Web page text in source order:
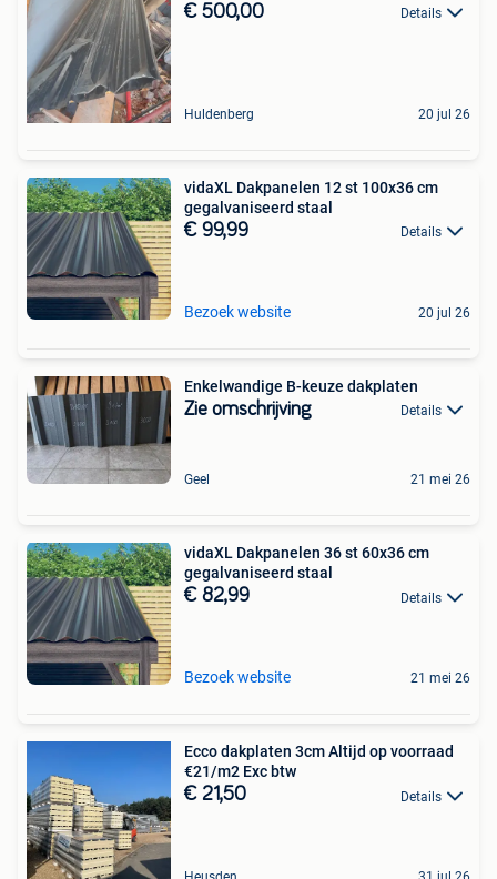
€ 500,00 Details
Huldenberg 20 jul 26
vidaXL Dakpanelen 12 st 100x36 cm
gegalvaniseerd staal
€ 99,99 Details
Bezoek website 20 jul 26
Enkelwandige B-keuze dakplaten
Zie omschrijving Details
Geel 21 mei 26
vidaXL Dakpanelen 36 st 60x36 cm
gegalvaniseerd staal
€ 82,99 Details
Bezoek website 21 mei 26
Ecco dakplaten 3cm Altijd op voorraad
€21/m2 Exc btw
€ 21,50 Details